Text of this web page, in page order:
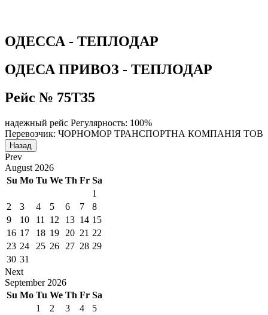
ОДЕССА - ТЕПЛОДАР
ОДЕСА ПРИВОЗ - ТЕПЛОДАР
Рейс № 75Т35
надежный рейс Регулярность: 100%
Перевозчик: ЧОРНОМОР ТРАНСПОРТНА КОМПАНІЯ ТОВ
Назад
Prev
August 2026
Su Mo Tu We Th Fr Sa
1
2
3 4 5 6 7
8
9
10 11 12 13 14 15
16 17 18 19 20 21 22
23 24 25 26 27 28 29
30 31
Next
September 2026
Su Mo Tu We Th Fr Sa
1
2 3 4
5